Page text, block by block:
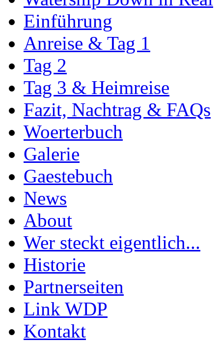
Einführung
Anreise & Tag 1
Tag 2
Tag 3 & Heimreise
Fazit, Nachtrag & FAQs
Woerterbuch
Galerie
Gaestebuch
News
About
Wer steckt eigentlich...
Historie
Partnerseiten
Link WDP
Kontakt